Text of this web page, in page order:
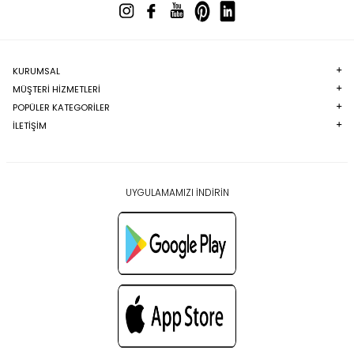
KURUMSAL
MÜŞTERI HIZMETLERI
POPÜLER KATEGORILER
İLETİŞİM
UYGULAMAMIZI İNDİRİN